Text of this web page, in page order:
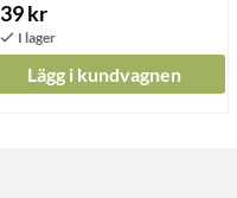
39 kr
Lägg i kundvagnen